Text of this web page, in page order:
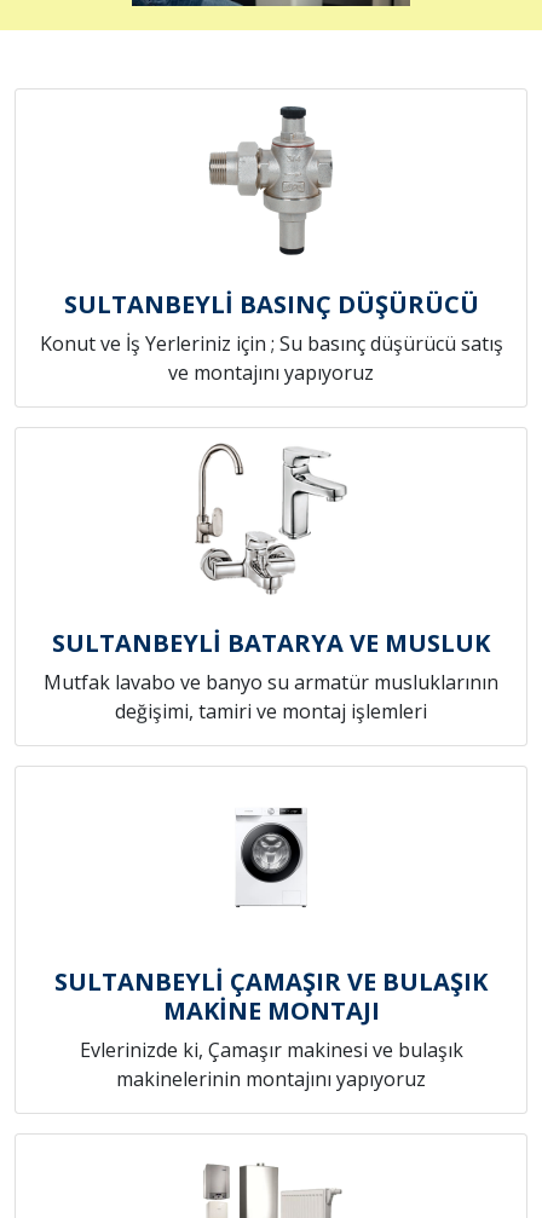
SULTANBEYLİ BASINÇ DÜŞÜRÜCÜ
Konut ve İş Yerleriniz için ; Su basınç düşürücü satış
ve montajını yapıyoruz
SULTANBEYLİ BATARYA VE MUSLUK
Mutfak lavabo ve banyo su armatür musluklarının
değişimi, tamiri ve montaj işlemleri
SULTANBEYLİ ÇAMAŞIR VE BULAŞIK
MAKİNE MONTAJI
Evlerinizde ki, Çamaşır makinesi ve bulaşık
makinelerinin montajını yapıyoruz